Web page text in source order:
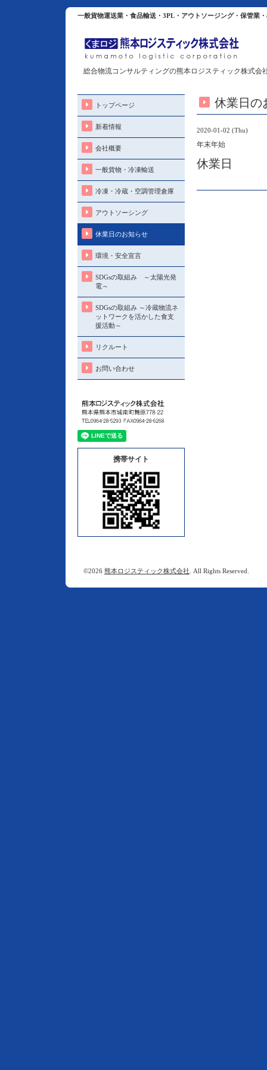
一般貨物運送業・食品輸送・3PL・アウトソージング・保管業
総合物流コンサルティングの熊本ロジスティック株式会
休業日の
2020-01-02 (Thu)
年末年始
休業日
トップページ
新着情報
会社概要
一般貨物・冷凍輸送
冷凍・冷蔵・空調管理倉庫
アウトソーシング
休業日のお知らせ
環境・安全宣言
SDGsの取組み ～太陽光発
電～
SDGsの取組み ～冷蔵物流ネ
ットワークを活かした食支
援活動～
リクルート
お問い合わせ
携帯サイト
©2026 熊本ロジスティック株式会社 . All Rights Reserved.